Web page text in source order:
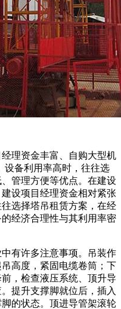
理资金丰富、自购大型机
设备利用率高时，往往选
管理方便等优点。在建设
设项目经理资金相对紧张
选择塔吊租赁方案，在经
经济合理性与其利用率密
有许多注意事项。吊装作
高度，紧固电缆卷筒；下
，检查液压系统、顶升导
提升支撑脚就位后，插入
的状态。顶进导管架滚轮